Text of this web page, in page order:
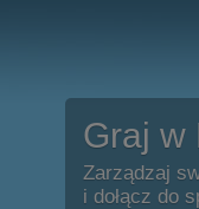
Graj w
Zarządzaj
i dołącz do